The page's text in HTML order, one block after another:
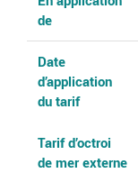
de
Date
d’application
du tarif
Tarif d’octroi
de mer externe